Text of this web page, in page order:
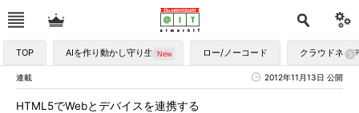
TOP AIを作り動かし守り生かす ロー/ノーコード クラウドネイ
連載 2012年11月13日 公開
HTML5でWebとデバイスを連携する